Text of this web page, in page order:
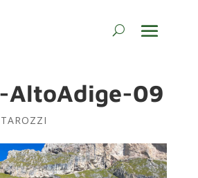
AltoAdige-09